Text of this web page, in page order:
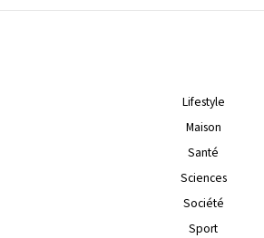
Lifestyle
Maison
Santé
Sciences
Société
Sport